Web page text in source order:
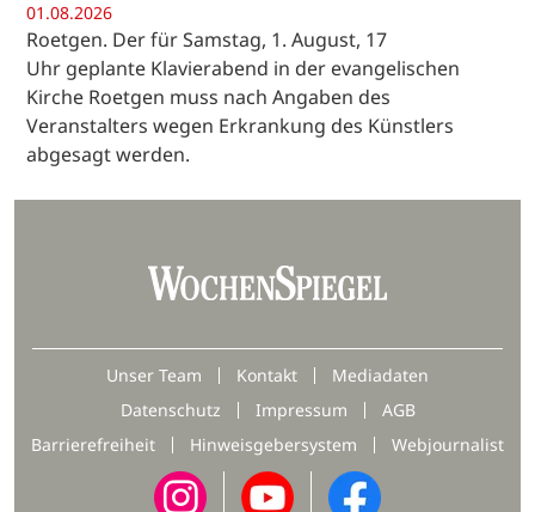
01.08.2026
Roetgen. Der für Samstag, 1. August, 17
Uhr geplante Klavierabend in der evangelischen
Kirche Roetgen muss nach Angaben des
Veranstalters wegen Erkrankung des Künstlers
abgesagt werden.
Unser Team Kontakt
Mediadaten
Datenschutz
Impressum
AGB
Barrierefreiheit
Hinweisgebersystem Webjournalist